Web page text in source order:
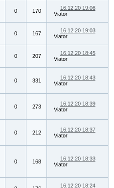
0 170
16.12.20 19:06
Viator
0 167
16.12.20 19:03
Viator
0 207
16.12.20 18:45
Viator
0 331
16.12.20 18:43
Viator
0 273
16.12.20 18:39
Viator
0 212
16.12.20 18:37
Viator
0 168
16.12.20 18:33
Viator
16.12.20 18:24